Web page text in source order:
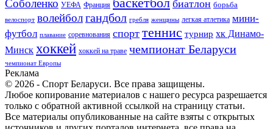
Соболенко УЕФА Франция баскетбол биатлон борьба
велоспорт волейболгандбол гребля женщины легкая атлетика мини-
футбол плавание соревнования спорт теннис турнир хк Динамо-
Минск хоккей хоккей на траве чемпионат Беларуси
чемпионат Европы
Реклама
© 2026 - Спорт Беларуси. Все права защищены.
Любое копирование материалов с нашего ресурса разрешается
только с обратной активной ссылкой на страницу статьи.
Все материалы опубликованные на сайте взяты с открытых